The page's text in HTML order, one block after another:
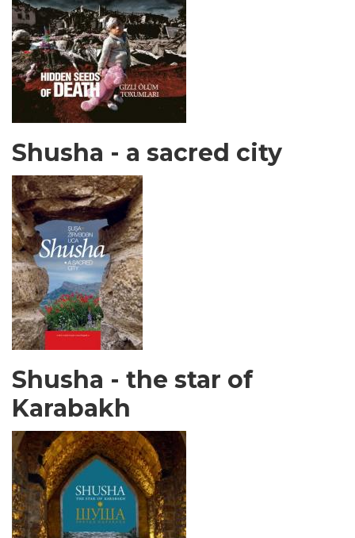
Shusha - a sacred city
Shusha - the star of
Karabakh